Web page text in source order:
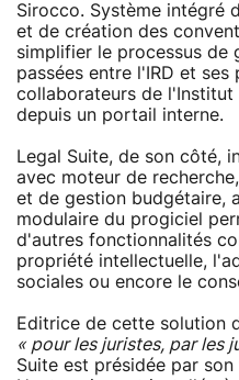
Sirocco. Système intégré
et de création des
simplifier le processus de
passées entre l'IRD et ses
collaborateurs de l'Institut
depuis un portail interne.
Legal Suite, de son côté,
avec moteur de
et de gestion budgétaire,
modulaire du progiciel
d'autres fonctionnalités
propriété intellectuelle,
sociales ou encore le
Editrice de cette solution
« pour les juristes, par les
Suite est présidée par